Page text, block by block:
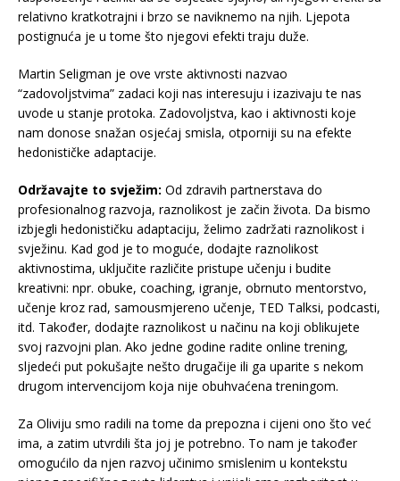
relativno kratkotrajni i brzo se naviknemo na njih. Ljepota
postignuća je u tome što njegovi efekti traju duže.
Martin Seligman je ove vrste aktivnosti nazvao
“zadovoljstvima” zadaci koji nas interesuju i izazivaju te nas
uvode u stanje protoka. Zadovoljstva, kao i aktivnosti koje
nam donose snažan osjećaj smisla, otporniji su na efekte
hedonističke adaptacije.
Održavajte to svježim: Od zdravih partnerstava do
profesionalnog razvoja, raznolikost je začin života. Da bismo
izbjegli hedonističku adaptaciju, želimo zadržati raznolikost i
svježinu. Kad god je to moguće, dodajte raznolikost
aktivnostima, uključite različite pristupe učenju i budite
kreativni: npr. obuke, coaching, igranje, obrnuto mentorstvo,
učenje kroz rad, samousmjereno učenje, TED Talksi, podcasti,
itd. Također, dodajte raznolikost u načinu na koji oblikujete
svoj razvojni plan. Ako jedne godine radite online trening,
sljedeći put pokušajte nešto drugačije ili ga uparite s nekom
drugom intervencijom koja nije obuhvaćena treningom.
Za Oliviju smo radili na tome da prepozna i cijeni ono što već
ima, a zatim utvrdili šta joj je potrebno. To nam je također
omogućilo da njen razvoj učinimo smislenim u kontekstu